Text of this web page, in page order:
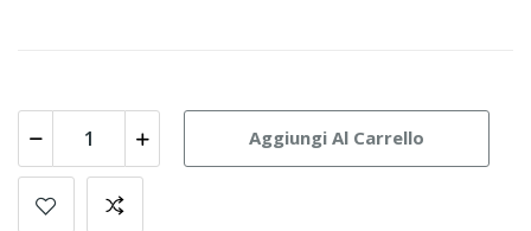
Aggiungi Al Carrello